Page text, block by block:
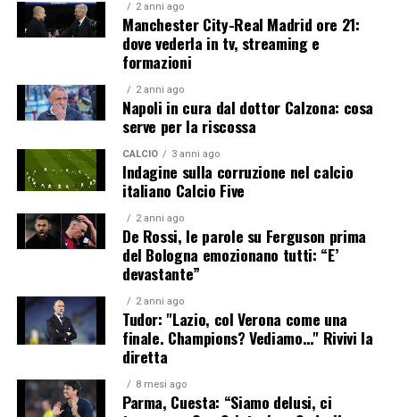
2 anni ago
Manchester City-Real Madrid ore 21:
dove vederla in tv, streaming e
formazioni
2 anni ago
Napoli in cura dal dottor Calzona: cosa
serve per la riscossa
CALCIO 3 anni ago
Indagine sulla corruzione nel calcio
italiano Calcio Five
2 anni ago
De Rossi, le parole su Ferguson prima
del Bologna emozionano tutti: “E’
devastante”
2 anni ago
Tudor: "Lazio, col Verona come una
finale. Champions? Vediamo…" Rivivi la
diretta
8 mesi ago
Parma, Cuesta: “Siamo delusi, ci